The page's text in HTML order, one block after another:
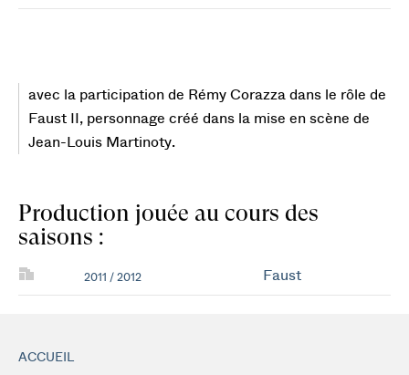
avec la participation de Rémy Corazza dans le rôle de
Faust II, personnage créé dans la mise en scène de
Jean-Louis Martinoty.
Production jouée au cours des
saisons :
2011 / 2012 Faust
ACCUEIL